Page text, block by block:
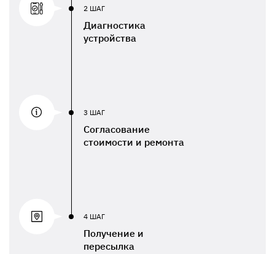
2 ШАГ
Диагностика
устройства
3 ШАГ
Согласование
стоимости и ремонта
4 ШАГ
Получение и
пересылка